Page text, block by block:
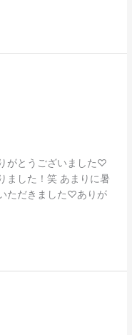
がとうございました♡
ました！笑 あまりに暑
ただきました♡ありが